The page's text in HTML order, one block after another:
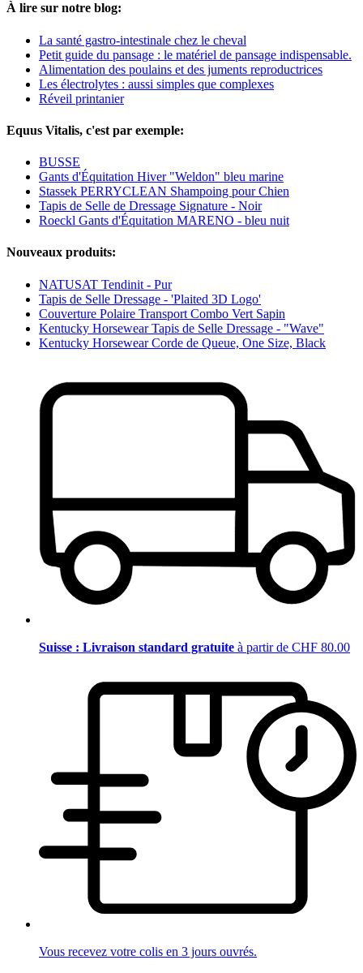
À lire sur notre blog:
La santé gastro-intestinale chez le cheval
Petit guide du pansage : le matériel de pansage indispensable.
Alimentation des poulains et des juments reproductrices
Les électrolytes : aussi simples que complexes
Réveil printanier
Equus Vitalis, c'est par exemple:
BUSSE
Gants d'Équitation Hiver "Weldon" bleu marine
Stassek PERRYCLEAN Shampoing pour Chien
Tapis de Selle de Dressage Signature - Noir
Roeckl Gants d'Équitation MARENO - bleu nuit
Nouveaux produits:
NATUSAT Tendinit - Pur
Tapis de Selle Dressage - 'Plaited 3D Logo'
Couverture Polaire Transport Combo Vert Sapin
Kentucky Horsewear Tapis de Selle Dressage - "Wave"
Kentucky Horsewear Corde de Queue, One Size, Black
Suisse : Livraison standard gratuite à partir de CHF 80.00
Vous recevez votre colis en 3 jours ouvrés.